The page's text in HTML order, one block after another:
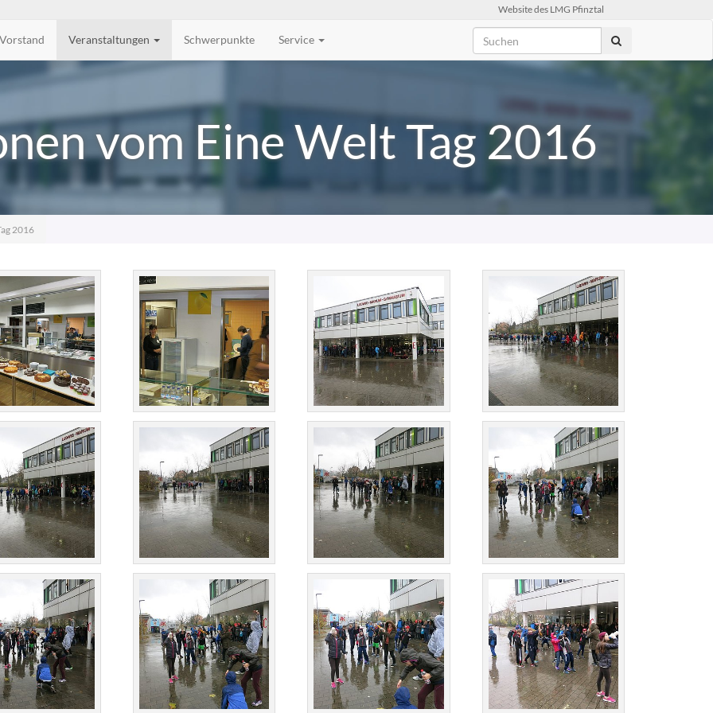
Website des LMG Pfinztal
Vorstand Veranstaltungen Schwerpunkte Service
vom Eine Welt Tag 2016
2016